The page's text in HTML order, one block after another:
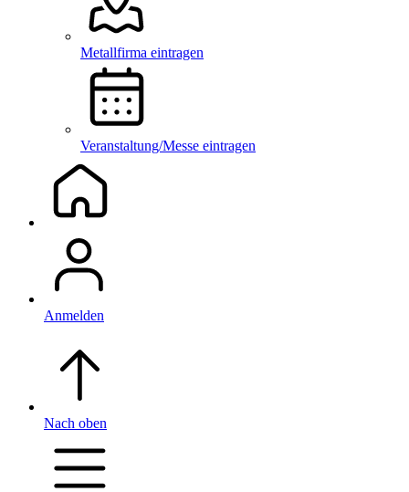
Metallfirma eintragen
Veranstaltung/Messe eintragen
Anmelden
Nach oben